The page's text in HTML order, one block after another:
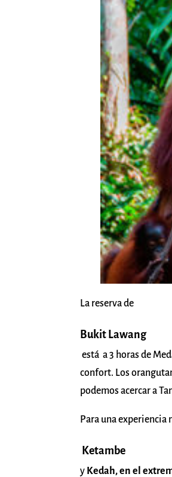
La reserva de
Bukit Lawang
está a 3 horas de
confort. Los
podemos acercar a
Para una experiencia
Ketambe
y Kedah, en el